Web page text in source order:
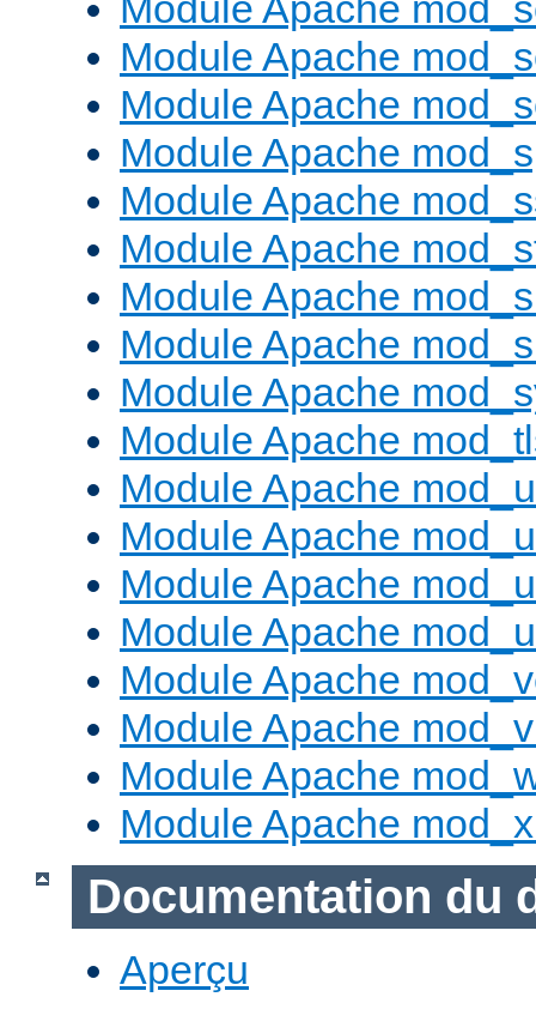
Module Apache
Module Apache
Module Apache
Module Apache
Module Apache
Module Apache
Module Apache
Module Apache
Module Apache
Module Apache
Module Apache
Module Apache
Module Apache
Module Apache
Module Apache
Module Apache
Module Apache
Documentation du
Aperçu